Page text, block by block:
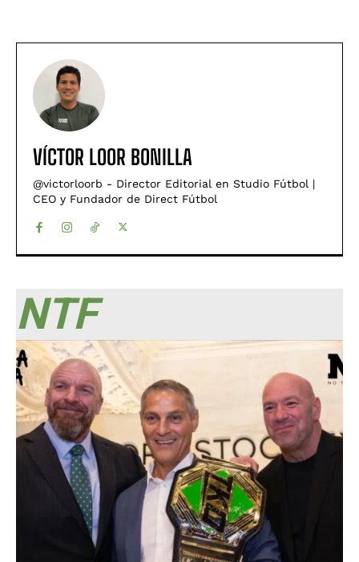
VÍCTOR LOOR BONILLA
@victorloorb - Director Editorial en Studio Fútbol |
CEO y Fundador de Direct Fútbol
NTF